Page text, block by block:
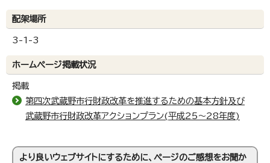
配架場所
3-1-3
ホームページ掲載状況
掲載
第四次武蔵野市行財政改革を推進するための基本方針及び
武蔵野市行財政改革アクションプラン(平成25～28年度)
より良いウェブサイトにするために、ページのご感想をお聞か